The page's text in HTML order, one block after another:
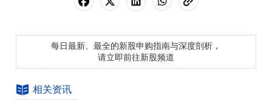
每日最新、最全的新股申购指南与深度剖析，
请立即前往新股频道
相关资讯